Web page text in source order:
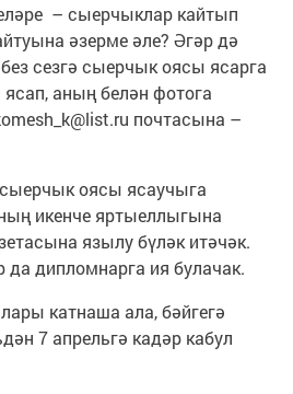
– сыерчыклар кайтып
әзерме әле? Әгәр дә
сезгә сыерчык оясы ясарга
аның белән фотога
почтасына –
оясы ясаучыга
икенче яртыеллыгына
язылу бүләк итәчәк.
дипломнарга ия булачак.
катнаша ала, бәйгегә
7 апрельгә кадәр кабул